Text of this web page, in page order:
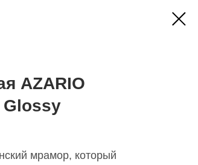
AZARIO
Glossy
мрамор, который